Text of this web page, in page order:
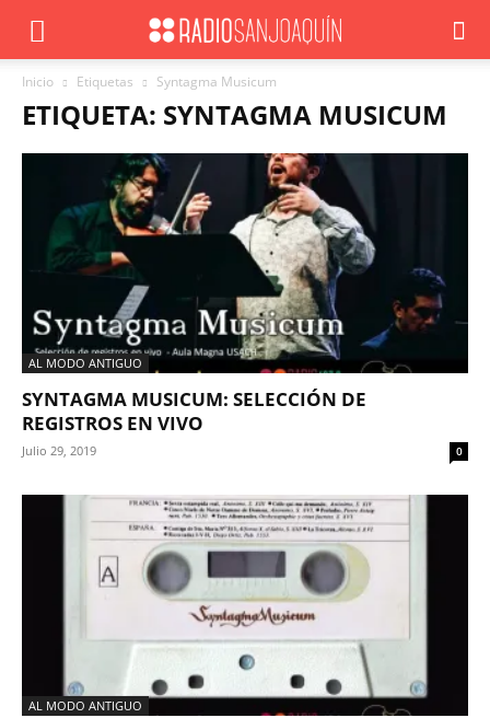
Inicio Etiquetas Syntagma Musicum
ETIQUETA: SYNTAGMA MUSICUM
AL MODO ANTIGUO
SYNTAGMA MUSICUM: SELECCIÓN DE
REGISTROS EN VIVO
Julio 29, 2019 0
AL MODO ANTIGUO